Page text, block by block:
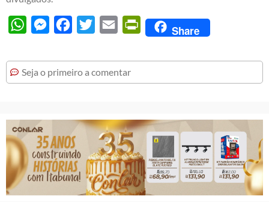
WhatsAppMessengerFacebook
Twitter Email PrintFriendly
Share
Seja o primeiro a comentar